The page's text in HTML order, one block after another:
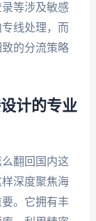
等涉及敏感
线处理，而
的分流策略
计的专业
翻回国内这
深度聚焦海
。它拥有丰